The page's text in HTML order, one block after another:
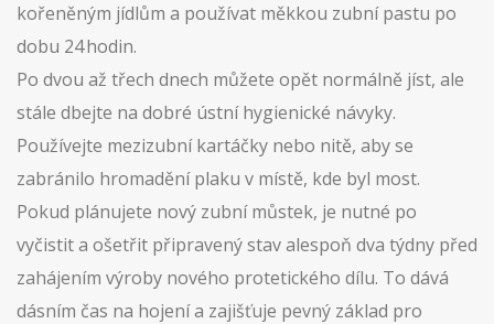
kořeněným jídlům a používat měkkou zubní pastu po
dobu 24 hodin.
Po dvou až třech dnech můžete opět normálně jíst, ale
stále dbejte na dobré ústní hygienické návyky.
Používejte mezizubní kartáčky nebo nitě, aby se
zabránilo hromadění plaku v místě, kde byl most.
Pokud plánujete nový zubní můstek, je nutné po
vyčistit a ošetřit připravený stav alespoň dva týdny před
zahájením výroby nového protetického dílu. To dává
dásním čas na hojení a zajišťuje pevný základ pro